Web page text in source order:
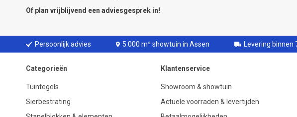
Of plan vrijblijvend een adviesgesprek in!
Persoonlijk advies 5.000 m² showtuin in Assen Levering binnen
Categorieën
Tuintegels
Sierbestrating
Klantenservice
Showroom & showtuin
Actuele voorraden & levertijden